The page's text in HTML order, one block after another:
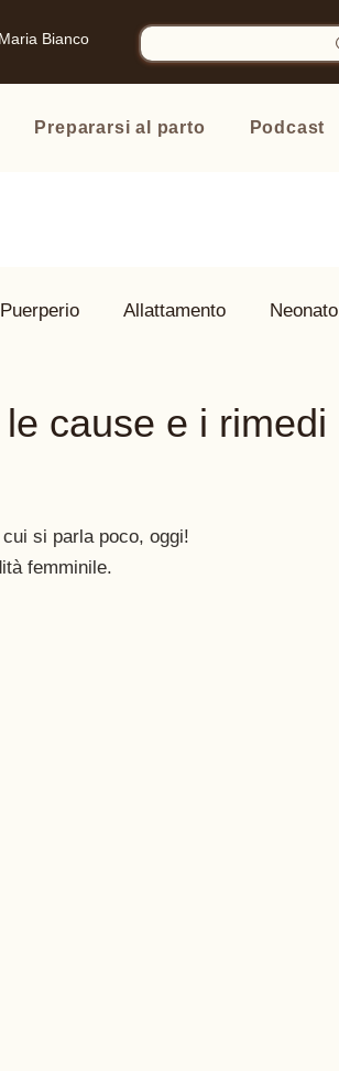
Bianco
Prepararsi al parto Podcast
Puerperio Allattamento Neonato
cause e i rimedi
si parla poco, oggi!
femminile.